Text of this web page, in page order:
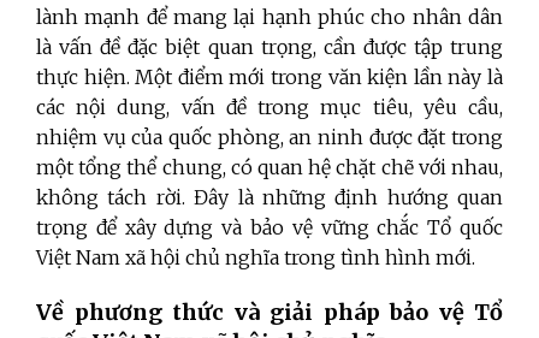
lành mạnh để mang lại hạnh phúc cho nhân dân
là vấn đề đặc biệt quan trọng, cần được tập trung
thực hiện. Một điểm mới trong văn kiện lần này là
các nội dung, vấn đề trong mục tiêu, yêu cầu,
nhiệm vụ của quốc phòng, an ninh được đặt trong
một tổng thể chung, có quan hệ chặt chẽ với nhau,
không tách rời. Đây là những định hướng quan
trọng để xây dựng và bảo vệ vững chắc Tổ quốc
Việt Nam xã hội chủ nghĩa trong tình hình mới.
Về phương thức và giải phápbảo vệ Tổ